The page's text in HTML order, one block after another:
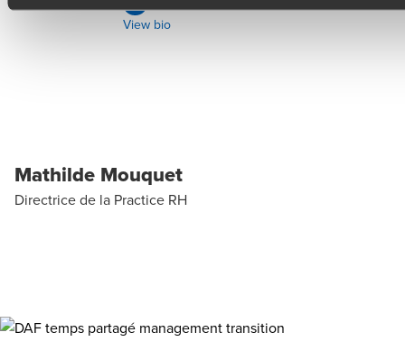
View bio
Mathilde Mouquet
Directrice de la Practice RH